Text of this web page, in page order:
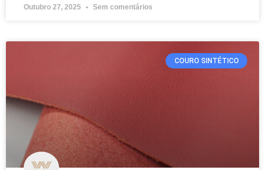
Outubro 27, 2025 Sem comentários
COURO SINTÉTICO